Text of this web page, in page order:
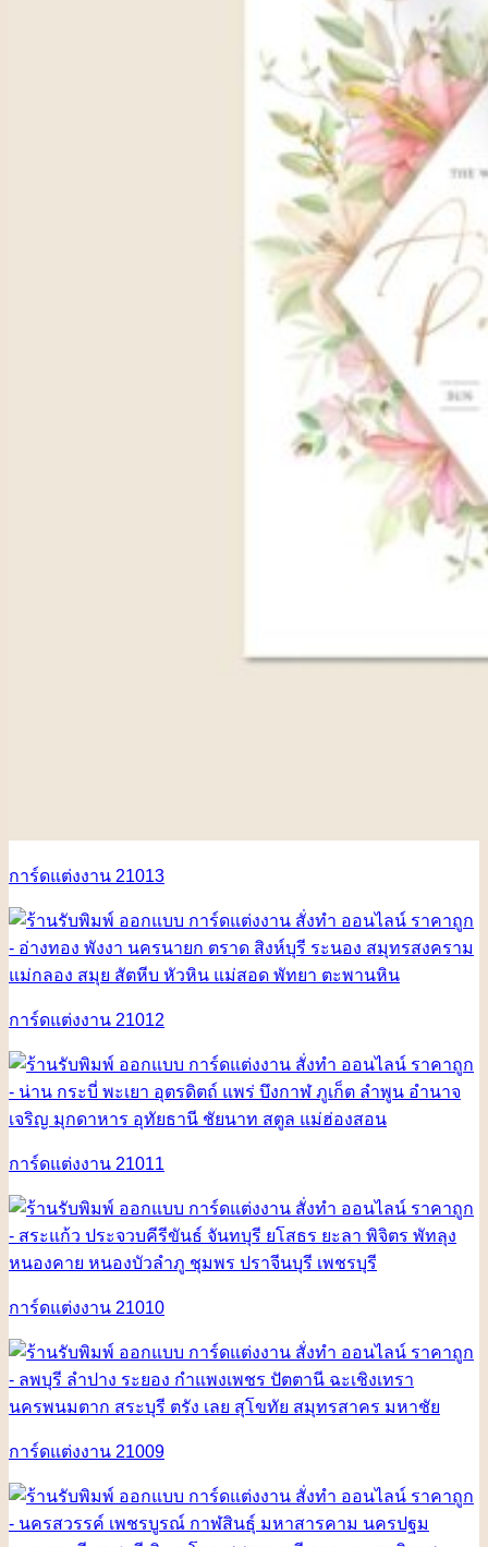
การ์ดแต่งงาน 21013
การ์ดแต่งงาน 21012
การ์ดแต่งงาน 21011
การ์ดแต่งงาน 21010
การ์ดแต่งงาน 21009